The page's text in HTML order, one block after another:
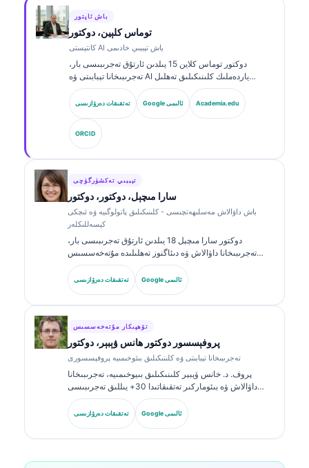
باش ئاپتور
توماس كلېين، دوكتور
كانتېستى AI باش تېببىي خادىمى
دوكتور توماس كلاین 15 يىلدىن ئارتۇق تەجرىبىسى بار،
تەجرىبىخانا تېبابىتى ۋە AI ياردەملىك كلىنىكىلىق تەھلىل
ساھەسىدە مۇتەخەسسىس، تاختا تەرىپىدىن گۇۋاھنامە ئالغان
كلىنىكىلىق گېماتولوگ ۋە ئىچكى كېسەللىكلەر دوختۇرى.
Kantesti AI دا باش دوختۇر (Chief Medical Officer)
بولۇش سۈپىتى بىلەن، ئۇ خاس ئىگىدارچىلىقتىكى نېرۋا
تورىنىڭ داۋالاش توغرىلىقىغا كلىنىكىلىق نازارەت قىلىدۇ.
دوكتور كلاین بىئوماركىرنى ئىزاھلاش ۋە تەجرىبىخانا دىئاگنوزى
توغرىسىدا تەجرىبىخانا تېبابىتى ھەققىدە كۆپ قېتىم ماقالە
تەتقىقات دەرۋازىسى Google ئالىمى Academia.edu
ORCID
تېببىي تەكشۈرگۈچى
سارا مىچېل، دوكتور، دوكتور
باش داۋالاش مەسلىھەتچىسى - كلىنىكىلىق پاتولوگىيە ۋە ئىچكى
كېسەللىكلەر
دوكتور سارا مىچېل 18 يىلدىن ئارتۇق تەجرىبىسى بار،
تەجرىبىخانا داۋالاش ۋە دىئاگنوز تەھلىلىدە مۇتەخەسسىس
بولغان، ئىدارە تەستىقلىغان كلىنىكىلىق پاتولوگ. ئۇ كلىنىكىلىق
خىمىيە ساھەسىدە ئالاھىدە گۇۋاھنامىلەرگە ئىگە بولۇپ،
كلىنىكىلىق ئەمەلىيەتتە بىئوماركىر گۇرۇپپىلىرى ۋە تەجرىبىخانا
تەتقىقات دەرۋازىسى Google ئالىمى
تۆھپىكار مۇتەخەسسىس
پروفېسسور دوكتور ھانس ۋېبېر، دوكتور
تەجرىبىخانا تېبابىتى ۋە كلىنىكىلىق بىئوخىمىيە پروفېسسورى
پروف. د. خانس ۋېبېر كلىنىكىلىق بىيوخىمىيە، تەجرىبىخانا
داۋالاش ۋە بىئوماركىر تەتقىقاتىدا 30+ يىللىق تەجرىبىسى
بىلەن تونۇلغان. گېرمانىيە كلىنىكىلىق خىمىيە جەمئىيىتىنىڭ
سابىق رەئىسى بولغان ئۇ دىئاگنوز گۇرۇپپا تەھلىلى،
بىئوماركىرنى ئۆلچەملەشتۈرۈش ۋە AI ياردەملىك تەجرىبىخانا
تەتقىقات دەرۋازىسى Google ئالىمى